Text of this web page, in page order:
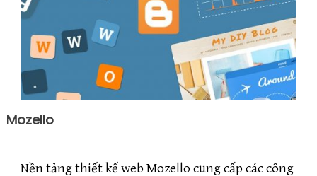
Mozello
Nền tảng thiết kế web Mozello cung cấp các công